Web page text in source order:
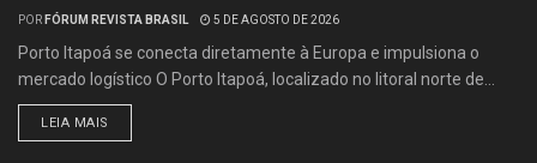
POR FÓRUM REVISTA BRASIL 5 DE AGOSTO DE 2026
Porto Itapoá se conecta diretamente à Europa e impulsiona o
mercado logístico O Porto Itapoá, localizado no litoral norte de...
LEIA MAIS